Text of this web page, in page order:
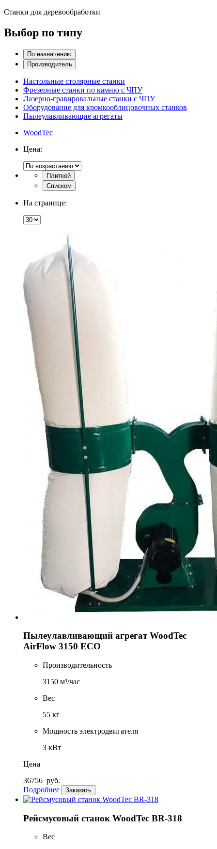
Станки для деревообработки
Выбор по типу
По назначению
Производитель
Настольные столярные станки
Фрезерные станки по камню с ЧПУ
Лазерно-гравировальные станки с ЧПУ
Оборудование для кромкооблицовочных станков
Пылеулавливающие агрегаты
WoodTec
Цена:
Плиткой
Списком
На странице:
Пылеулавливающий агрегат WoodTec
AirFlow 3150 ECO
Производительность
3150 м³/час
Вес
55 кг
Мощность электродвигателя
3 кВт
Цена
36756 руб.
Подробнее
Заказать
Рейсмусовый станок WoodTec BR-318
Вес